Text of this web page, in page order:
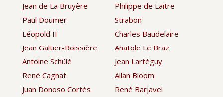
Jean de La Bruyère
Paul Doumer
Léopold II
Jean Galtier-Boissière
Antoine Schülé
René Cagnat
Juan Donoso Cortés
Philippe de Laitre
Strabon
Charles Baudelaire
Anatole Le Braz
Jean Lartéguy
Allan Bloom
René Barjavel